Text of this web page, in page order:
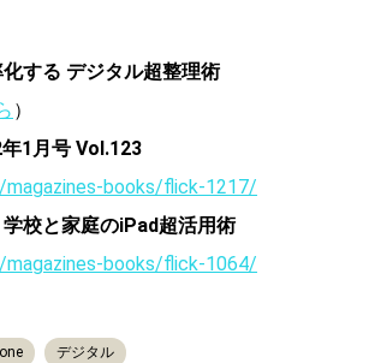
する デジタル超整理術
）
1 月号 Vol.123
books/flick-1217/
校と家庭のiPad超活用術
books/flick-1064/
デジタル